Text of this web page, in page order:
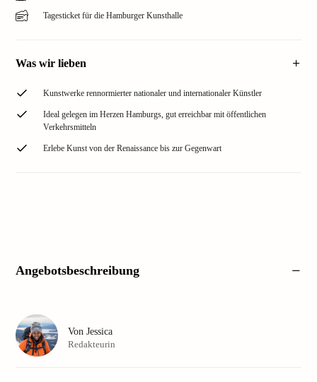
Tagesticket für die Hamburger Kunsthalle
Was wir lieben
Kunstwerke rennormierter nationaler und internationaler Künstler
Ideal gelegen im Herzen Hamburgs, gut erreichbar mit öffentlichen
Verkehrsmitteln
Erlebe Kunst von der Renaissance bis zur Gegenwart
Angebotsbeschreibung
Von Jessica
Redakteurin